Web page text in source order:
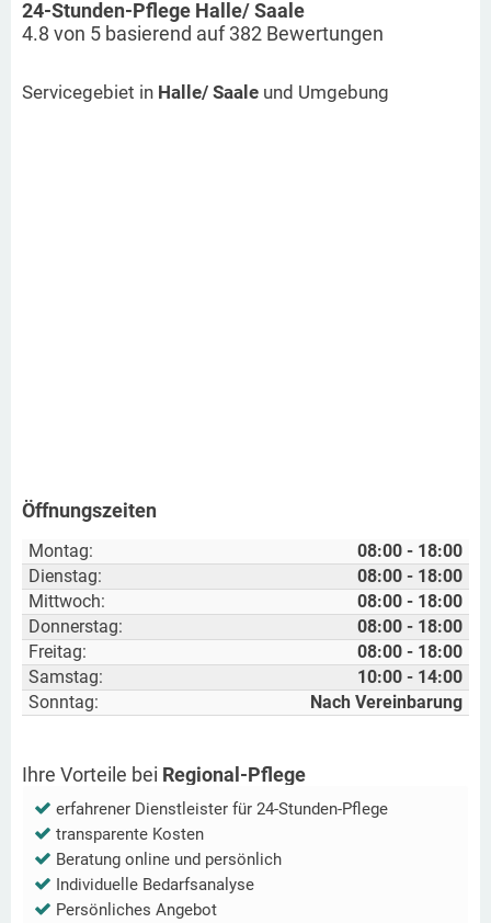
24-Stunden-Pflege Halle/ Saale
4.8 von 5 basierend auf382 Bewertungen
Servicegebiet in Halle/ Saale und Umgebung
Öffnungszeiten
Montag:
08:00 - 18:00
Dienstag:
08:00 - 18:00
Mittwoch:
08:00 - 18:00
Donnerstag:
08:00 - 18:00
Freitag:
08:00 - 18:00
Samstag:
10:00 - 14:00
Sonntag:
Nach Vereinbarung
Ihre Vorteile bei Regional-Pflege
erfahrener Dienstleister für 24-Stunden-Pflege
transparente Kosten
Beratung online und persönlich
Individuelle Bedarfsanalyse
Persönliches Angebot